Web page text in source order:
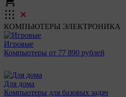
КОМПЬЮТЕРЫ ЭЛЕКТРОНИКА
Игровые
Компьютеры от 77 890 рублей
Для дома
Компьютеры для базовых задач